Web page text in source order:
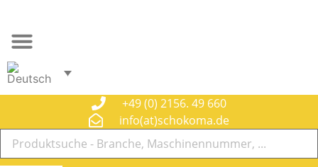
springen
+49 (0) 2156. 49 660
info(at)schokoma.de